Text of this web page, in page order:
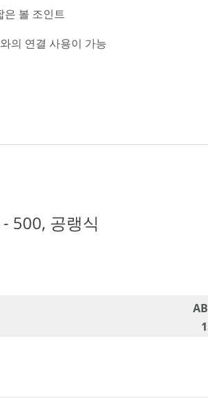
은 볼 조인트
의 연결 사용이 가능
500, 공랭식